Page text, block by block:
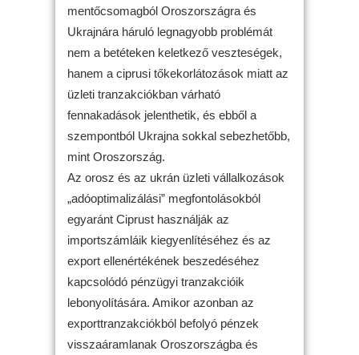
mentőcsomagból Oroszországra és
Ukrajnára háruló legnagyobb problémát
nem a betéteken keletkező veszteségek,
hanem a ciprusi tőkekorlátozások miatt az
üzleti tranzakciókban várható
fennakadások jelenthetik, és ebből a
szempontból Ukrajna sokkal sebezhetőbb,
mint Oroszország.
Az orosz és az ukrán üzleti vállalkozások
„adóoptimalizálási” megfontolásokból
egyaránt Ciprust használják az
importszámláik kiegyenlítéséhez és az
export ellenértékének beszedéséhez
kapcsolódó pénzügyi tranzakcióik
lebonyolítására. Amikor azonban az
exporttranzakciókból befolyó pénzek
visszaáramlanak Oroszországba és